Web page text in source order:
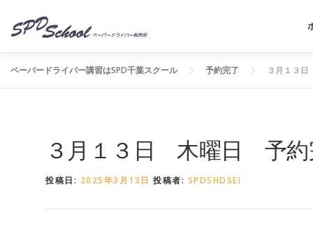
ペーパードライバー講習はSPD千葉スクール 予約完了 ３月１３
３月１３日 木曜日 予約
投稿日: 2025年3月13日 投稿者: SPDSHDSEI